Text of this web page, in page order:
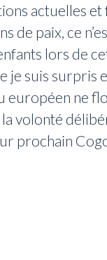
actuelles
de paix, ce
lors de
je suis surpris
européen ne
volonté
prochain